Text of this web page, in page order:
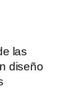
las
diseño